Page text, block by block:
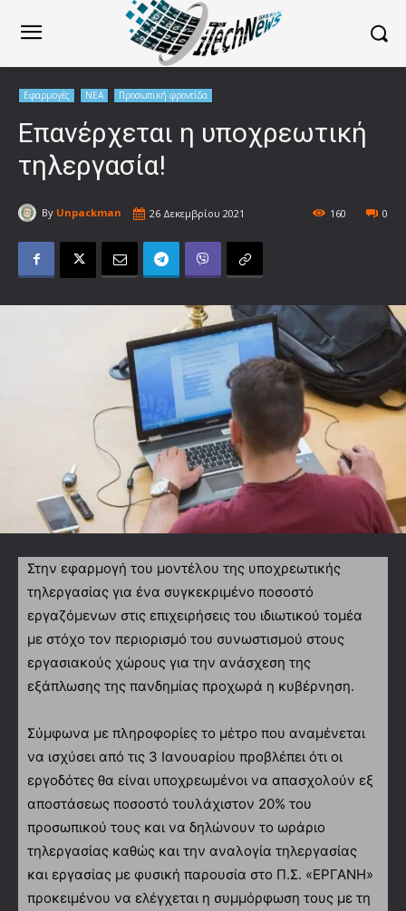
Εφαρμογές ΝΕΑ Προσωπική φροντίδα
Επανέρχεται η υποχρεωτική
τηλεργασία!
By Unpackman 26 Δεκεμβρίου 2021 0
160
Στην εφαρμογή του μοντέλου της υποχρεωτικής
τηλεργασίας για ένα συγκεκριμένο ποσοστό
εργαζόμενων στις επιχειρήσεις του ιδιωτικού τομέα
με στόχο τον περιορισμό του συνωστισμού στους
εργασιακούς χώρους για την ανάσχεση της
εξάπλωσης της πανδημίας προχωρά η κυβέρνηση.
Σύμφωνα με πληροφορίες το μέτρο που αναμένεται
να ισχύσει από τις 3 Ιανουαρίου προβλέπει ότι οι
εργοδότες θα είναι υποχρεωμένοι να απασχολούν εξ
αποστάσεως ποσοστό τουλάχιστον 20% του
προσωπικού τους και να δηλώνουν το ωράριο
τηλεργασίας καθώς και την αναλογία τηλεργασίας
και εργασίας με φυσική παρουσία στο Π.Σ. «ΕΡΓΑΝΗ»
προκειμένου να ελέγχεται η συμμόρφωση τους με τη